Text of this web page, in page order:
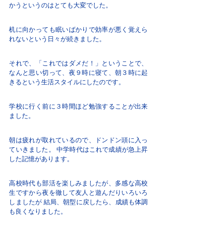
かうというのはとても大変でした。
机に向かっても眠いばかりで効率が悪く覚えら
れないという日々が続きました。
それで、「これではダメだ！」ということで、
なんと思い切って、夜９時に寝て、朝３時に起
きるという生活スタイルにしたのです。
学校に行く前に３時間ほど勉強することが出来
ました。
朝は疲れが取れているので、ドンドン頭に入っ
ていきました。 中学時代はこれで成績が急上昇
した記憶があります。
高校時代も部活を楽しみましたが、多感な高校
生ですから夜を徹して友人と遊んだりいろいろ
しましたが 結局、朝型に戻したら、成績も体調
も良くなりました。